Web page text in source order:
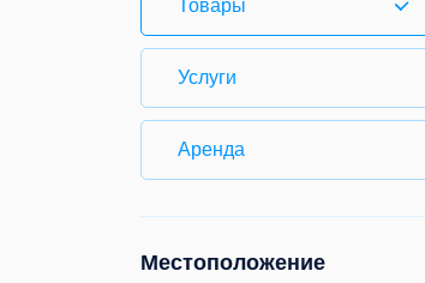
Товары
Услуги
Аренда
Местоположение